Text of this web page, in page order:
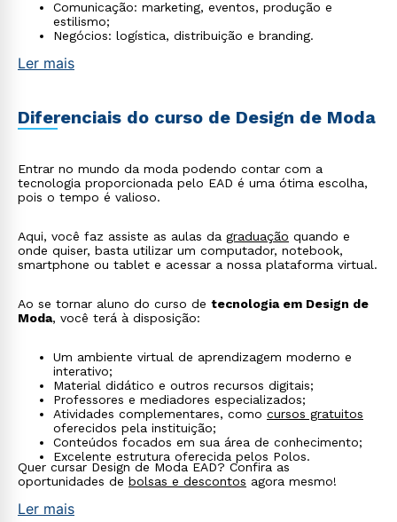
Comunicação: marketing, eventos, produção e
estilismo;
Negócios: logística, distribuição e branding.
Ler mais
Diferenciais do curso de Design de Moda
Entrar no mundo da moda podendo contar com a
tecnologia proporcionada pelo EAD é uma ótima escolha,
pois o tempo é valioso.
Aqui, você faz assiste as aulas da graduação quando e
onde quiser, basta utilizar um computador, notebook,
smartphone ou tablet e acessar a nossa plataforma virtual.
Ao se tornar aluno do curso de tecnologia em Design de
Moda, você terá à disposição:
Um ambiente virtual de aprendizagem moderno e
interativo;
Material didático e outros recursos digitais;
Professores e mediadores especializados;
Atividades complementares, como cursos gratuitos
oferecidos pela instituição;
Conteúdos focados em sua área de conhecimento;
Excelente estrutura oferecida pelos Polos.
Quer cursar Design de Moda EAD? Confira as
oportunidades de bolsas e descontos agora mesmo!
Ler mais
Rápido e fácil
WhatsApp
ou
Estou de acordo com a
autorizo que meus dados sejam utilizados para o
envio de conteúdos da Cruzeiro do Sul.